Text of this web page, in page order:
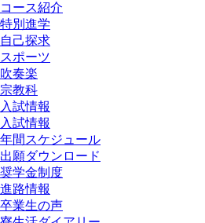
コース紹介
特別進学
自己探求
スポーツ
吹奏楽
宗教科
入試情報
入試情報
年間スケジュール
出願ダウンロード
奨学金制度
進路情報
卒業生の声